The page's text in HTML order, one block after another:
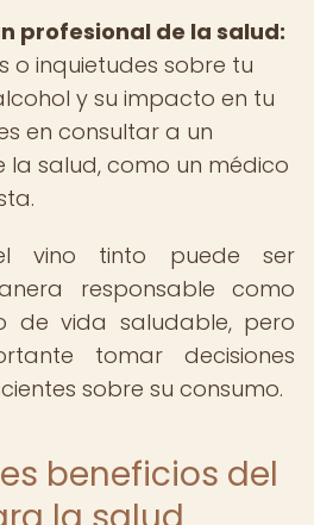
profesional de la salud:
o inquietudes sobre tu
y su impacto en tu
en consultar a un
la salud, como un médico
vino tinto puede ser
responsable como
de vida saludable, pero
tomar decisiones
sobre su consumo.
beneficios del